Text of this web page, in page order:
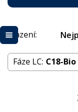
Řazení:
Fáze LC: C18-Bio